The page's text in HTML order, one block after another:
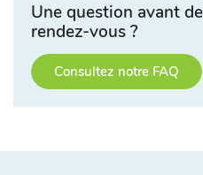
Une question avant
rendez-vous ?
Consultez notre FAQ